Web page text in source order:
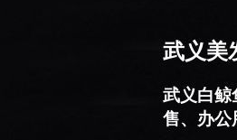
武义美
武义白鲸
售、办公